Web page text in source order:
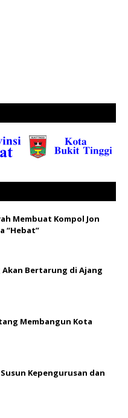
Membuat Kompol Jon
“Hebat”
Akan Bertarung di Ajang
Membangun Kota
Susun Kepengurusan dan